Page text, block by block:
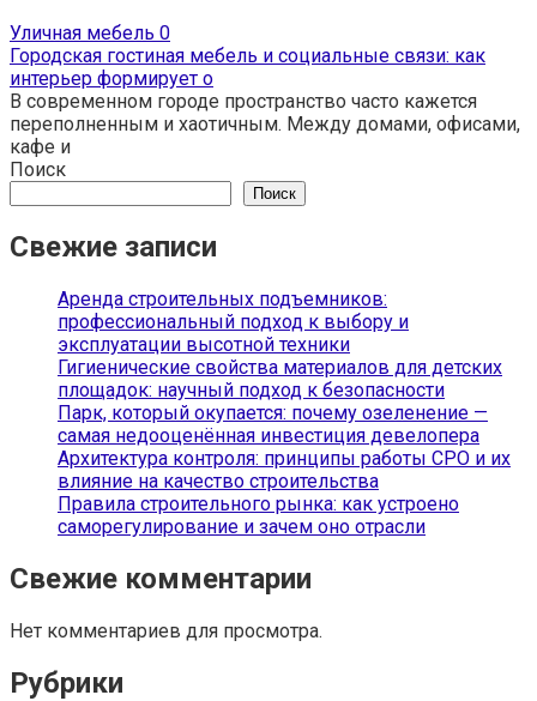
Уличная мебель 0
Городская гостиная мебель и социальные связи: как
интерьер формирует о
В современном городе пространство часто кажется
переполненным и хаотичным. Между домами, офисами,
кафе и
Поиск
Поиск
Свежие записи
Аренда строительных подъемников:
профессиональный подход к выбору и
эксплуатации высотной техники
Гигиенические свойства материалов для детских
площадок: научный подход к безопасности
Парк, который окупается: почему озеленение —
самая недооценённая инвестиция девелопера
Архитектура контроля: принципы работы СРО и их
влияние на качество строительства
Правила строительного рынка: как устроено
саморегулирование и зачем оно отрасли
Свежие комментарии
Нет комментариев для просмотра.
Рубрики